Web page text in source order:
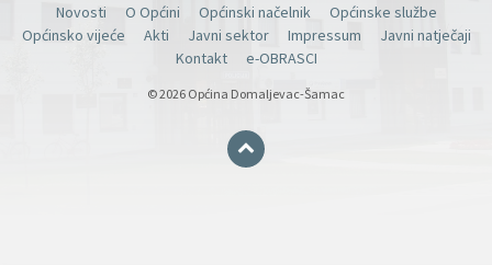
Novosti O Općini Općinski načelnik
Općinske službe
Općinsko vijeće
Akti Javni sektor Impressum
Javni natječaji
Kontakt
e-OBRASCI
© 2026 Općina Domaljevac-Šamac